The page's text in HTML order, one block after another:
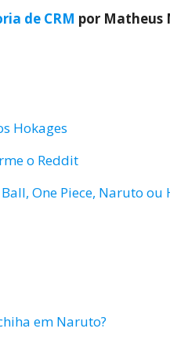
de CRM por Matheus
Hokages
o Reddit
One Piece, Naruto ou
em Naruto?